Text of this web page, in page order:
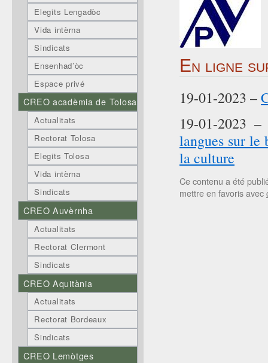
En ligne
19-01-2023 –
19-01-2023
langues sur le
la culture
Ce contenu a été
mettre en favoris avec
Elegits Lengadòc
Vida intèrna
Sindicats
Ensenhad’òc
Espace privé
CREO acadèmia de Tolosa
Actualitats
Rectorat Tolosa
Elegits Tolosa
Vida intèrna
Sindicats
CREO Auvèrnha
Actualitats
Rectorat Clermont
Sindicats
CREO Aquitània
Actualitats
Rectorat Bordeaux
Sindicats
CREO Lemòtges